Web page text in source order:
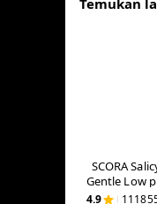
● Membantu
● Membantu
● Ambil
leher
● Oleskan
hindari area